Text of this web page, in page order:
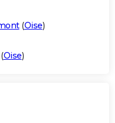
(Oise)
Oise)